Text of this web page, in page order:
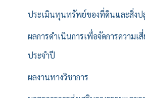
ประเมินทุนทรัพย์ของที่ดินและสิ่งป
ผลการดำเนินการเพื่อจัดการความเ
ประจำปี
ผลงานทางวิชาการ